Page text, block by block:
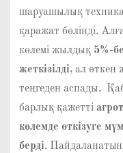
шаруашылық
қаражат бөлінді.
көлемі жылдық 5%-
жеткізілді, ал өткен
теңгеден аспады.
барлық қажетті
көлемде өткізуге
берді. Пайдаланатын